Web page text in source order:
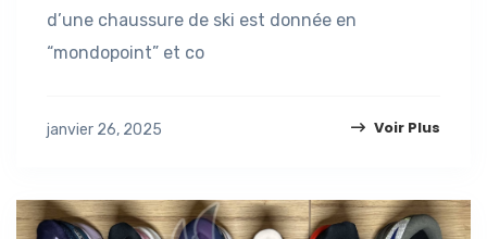
d’une chaussure de ski est donnée en
“mondopoint” et co
janvier 26, 2025 Voir Plus